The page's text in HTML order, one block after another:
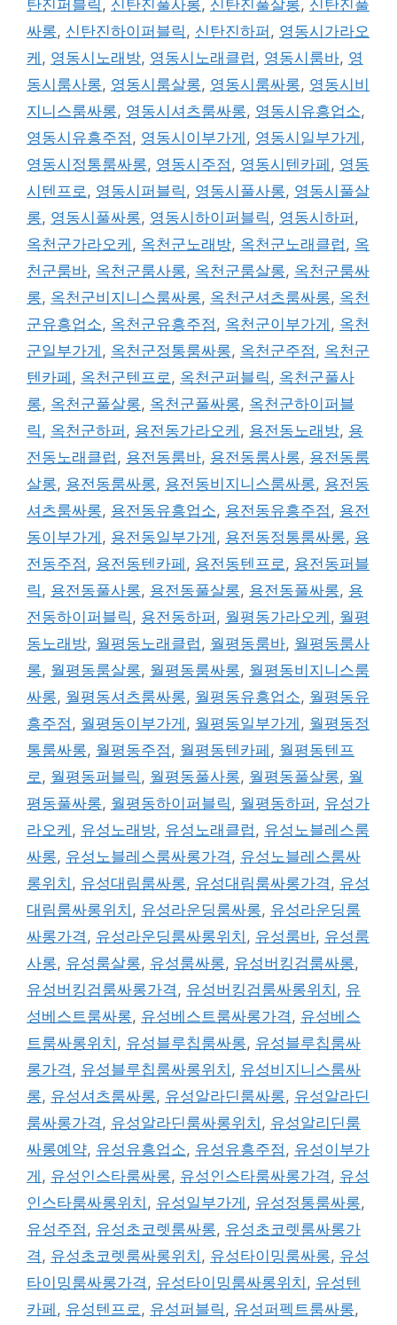
탄진퍼블릭 , 신탄진풀사롱, 신탄진풀살롱, 신탄진풀
싸롱, 신탄진하이퍼블릭 , 신탄진하퍼 , 영동시가라오
케 , 영동시노래방, 영동시노래클럽 , 영동시룸바, 영
동시룸사롱, 영동시룸살롱, 영동시룸싸롱, 영동시비
지니스룸싸롱, 영동시셔츠룸싸롱, 영동시유흥업소,
영동시유흥주점 , 영동시이부가게 , 영동시일부가게 ,
영동시정통룸싸롱, 영동시주점 , 영동시텐카페 , 영동
시텐프로 , 영동시퍼블릭 , 영동시풀사롱, 영동시풀살
롱, 영동시풀싸롱, 영동시하이퍼블릭 , 영동시하퍼 ,
옥천군가라오케 , 옥천군노래방, 옥천군노래클럽 , 옥
천군룸바, 옥천군룸사롱, 옥천군룸살롱, 옥천군룸싸
롱, 옥천군비지니스룸싸롱, 옥천군셔츠룸싸롱, 옥천
군유흥업소, 옥천군유흥주점 , 옥천군이부가게 , 옥천
군일부가게 , 옥천군정통룸싸롱, 옥천군주점 , 옥천군
텐카페 , 옥천군텐프로 , 옥천군퍼블릭 , 옥천군풀사
롱, 옥천군풀살롱, 옥천군풀싸롱, 옥천군하이퍼블
릭 , 옥천군하퍼 , 용전동가라오케 , 용전동노래방, 용
전동노래클럽 , 용전동룸바, 용전동룸사롱, 용전동룸
살롱, 용전동룸싸롱, 용전동비지니스룸싸롱, 용전동
셔츠룸싸롱, 용전동유흥업소, 용전동유흥주점 , 용전
동이부가게 , 용전동일부가게 , 용전동정통룸싸롱, 용
전동주점 , 용전동텐카페 , 용전동텐프로 , 용전동퍼블
릭 , 용전동풀사롱, 용전동풀살롱, 용전동풀싸롱, 용
전동하이퍼블릭 , 용전동하퍼 , 월평동가라오케 , 월평
동노래방, 월평동노래클럽 , 월평동룸바, 월평동룸사
롱, 월평동룸살롱, 월평동룸싸롱, 월평동비지니스룸
싸롱, 월평동셔츠룸싸롱, 월평동유흥업소, 월평동유
흥주점 , 월평동이부가게 , 월평동일부가게 , 월평동정
통룸싸롱, 월평동주점 , 월평동텐카페 , 월평동텐프
로 , 월평동퍼블릭 , 월평동풀사롱, 월평동풀살롱, 월
평동풀싸롱, 월평동하이퍼블릭 , 월평동하퍼 , 유성가
라오케 , 유성노래방, 유성노래클럽 , 유성노블레스룸
싸롱, 유성노블레스룸싸롱가격 , 유성노블레스룸싸
롱위치 , 유성대림룸싸롱, 유성대림룸싸롱가격 , 유성
대림룸싸롱위치 , 유성라운딩룸싸롱, 유성라운딩룸
싸롱가격 , 유성라운딩룸싸롱위치 , 유성룸바, 유성룸
사롱, 유성룸살롱, 유성룸싸롱, 유성버킹검룸싸롱,
유성버킹검룸싸롱가격 , 유성버킹검룸싸롱위치 , 유
성베스트룸싸롱, 유성베스트룸싸롱가격 , 유성베스
트룸싸롱위치 , 유성블루칩룸싸롱, 유성블루칩룸싸
롱가격 , 유성블루칩룸싸롱위치 , 유성비지니스룸싸
롱, 유성셔츠룸싸롱, 유성알라딘룸싸롱, 유성알라딘
룸싸롱가격 , 유성알라딘룸싸롱위치 , 유성알리딘룸
싸롱예약, 유성유흥업소, 유성유흥주점 , 유성이부가
게 , 유성인스타룸싸롱, 유성인스타룸싸롱가격 , 유성
인스타룸싸롱위치 , 유성일부가게 , 유성정통룸싸롱,
유성주점 , 유성초코렛룸싸롱, 유성초코렛룸싸롱가
격 , 유성초코렛룸싸롱위치 , 유성타이밍룸싸롱, 유성
타이밍룸싸롱가격 , 유성타이밍룸싸롱위치 , 유성텐
카페 , 유성텐프로 , 유성퍼블릭 , 유성퍼펙트룸싸롱,